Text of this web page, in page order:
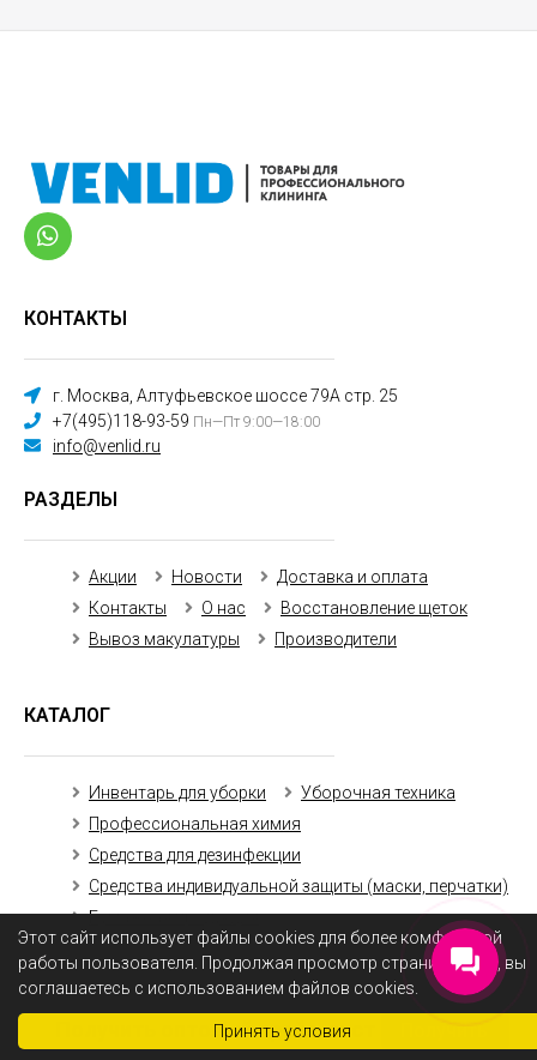
Принять условия
Этот сайт использует файлы cookies для более комфортной
работы пользователя. Продолжая просмотр страниц сайта, вы
соглашаетесь с использованием файлов cookies.
КОНТАКТЫ
г. Москва, Алтуфьевское шоссе 79А стр. 25
+7(495)118-93-59 Пн—Пт 9:00—18:00
info@venlid.ru
РАЗДЕЛЫ
Акции Новости
Доставка и оплата
Контакты
О нас
Восстановление щеток
Вывоз макулатуры
Производители
КАТАЛОГ
Инвентарь для уборки
Уборочная техника
Профессиональная химия
Средства для дезинфекции
Средства индивидуальной защиты (маски, перчатки)
Бумажная продукция
Получить оптовый прайс-лист